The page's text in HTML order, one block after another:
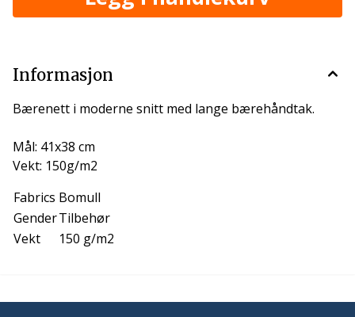
Informasjon
Bærenett i moderne snitt med lange bærehåndtak.
Mål: 41x38 cm
Vekt: 150g/m2
Fabrics Bomull
GenderTilbehør
Vekt
150 g/m2